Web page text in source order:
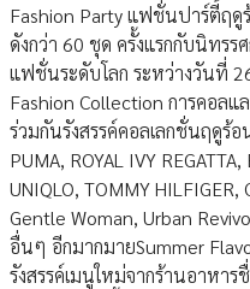
Fashion Party แฟชั่นปาร์ตี้ฤ
ดังกว่า 60 ชุด ครั้งแรกกับนิทร
แฟชั่นระดับโลก ระหว่างวันที่
Fashion Collection การคอล
ร่วมกันรังสรรค์คอลเลกชั่นฤดูร้อ
PUMA, ROYAL IVY
UNIQLO, TOMMY HILFIGER,
Gentle Woman, Urban
อื่นๆ อีกมากมายSummer
รังสรรค์เมนูใหม่จากร้านอาหา